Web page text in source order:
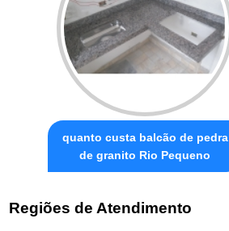
quanto custa balcão de pedra
de granito Rio Pequeno
Regiões de Atendimento